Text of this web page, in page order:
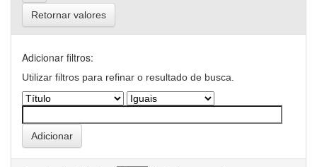
Retornar valores
Adicionar filtros:
Utilizar filtros para refinar o resultado de busca.